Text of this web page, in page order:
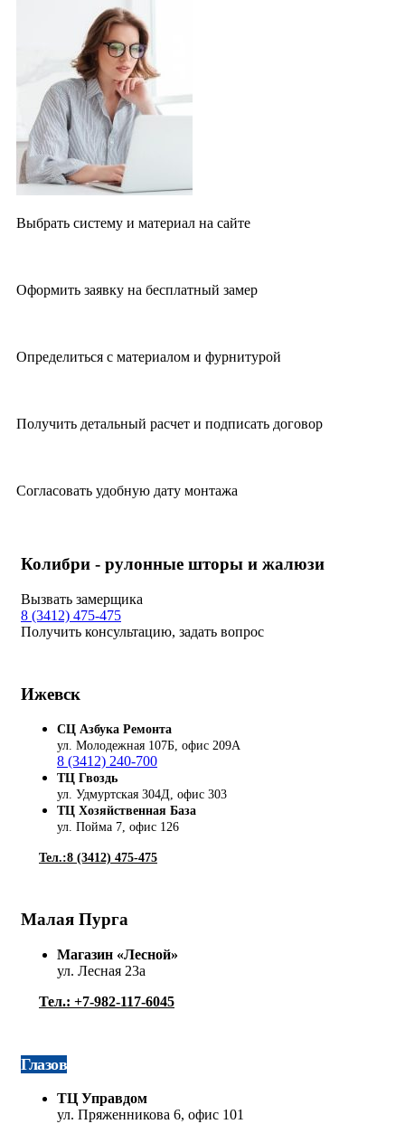
Выбрать систему и материал на сайте
Оформить заявку на бесплатный замер
Определиться с материалом и фурнитурой
Получить детальный расчет и подписать договор
Согласовать удобную дату монтажа
Колибри - рулонные шторы и жалюзи
Вызвать замерщика
8 (3412) 475-475
Получить консультацию, задать вопрос
Ижевск
СЦ Азбука Ремонта
ул. Молодежная 107Б, офис 209А
8 (3412) 240-700
ТЦ Гвоздь
ул. Удмуртская 304Д, офис 303
ТЦ Хозяйственная База
ул. Пойма 7, офис 126
Тел.:8 (3412) 475-475
Малая Пурга
Магазин «Лесной»
ул. Лесная 23а
Тел.: +7-982-117-6045
Глазов
ТЦ Управдом
ул. Пряженникова 6, офис 101